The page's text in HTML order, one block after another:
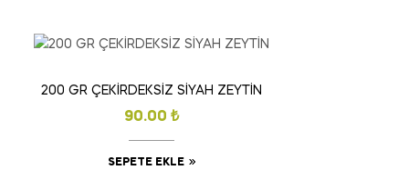
200 GR ÇEKİRDEKSİZ SİYAH ZEYTİN
90.00 ₺
SEPETE EKLE